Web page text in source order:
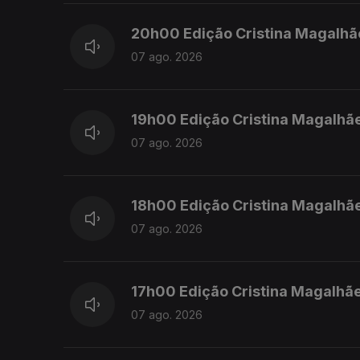
20h00 Edição Cristina
07 ago. 2026
19h00 Edição Cristina
07 ago. 2026
18h00 Edição Cristina
07 ago. 2026
17h00 Edição Cristina
07 ago. 2026